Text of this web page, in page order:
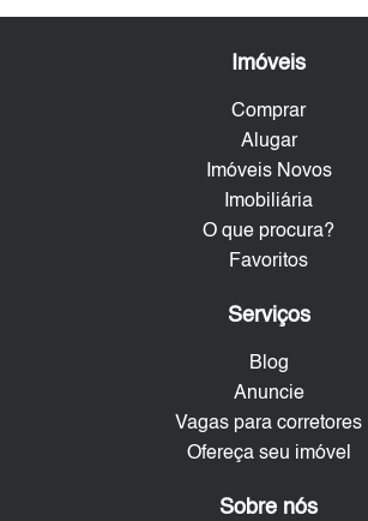
Imóveis
Comprar
Alugar
Imóveis Novos
Imobiliária
O que procura?
Favoritos
Serviços
Blog
Anuncie
Vagas para corretores
Ofereça seu imóvel
Sobre nós